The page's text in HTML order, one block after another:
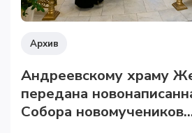
Архив
Андреевскому храму
передана
Собора